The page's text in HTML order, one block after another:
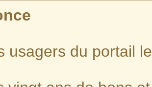
usagers du portail